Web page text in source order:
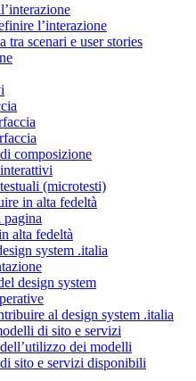
l’interazione
tra scenari e user stories
composizione
(microtesti)
in alta fedeltà
alta fedeltà
system .italia
design system
al design system .italia
di sito e servizi
dei modelli
sito e servizi disponibili